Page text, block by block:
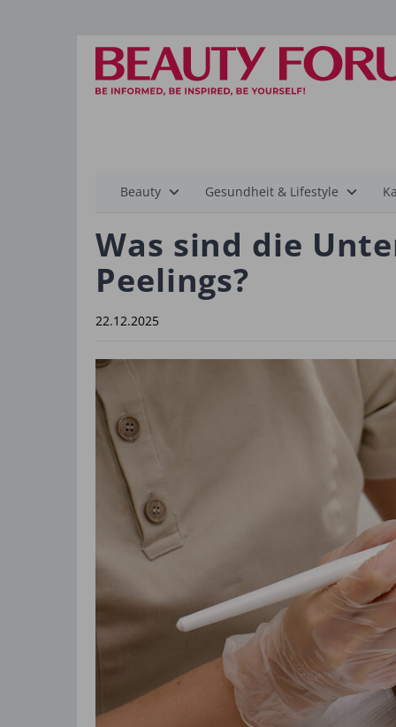
Hauptnavigation
Beauty Gesundheit & Lifestyle
Was sind die
Peelings?
22.12.2025